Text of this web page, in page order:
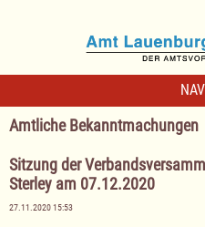
Amtliche Bekanntmachungen
Sitzung der
Sterley am 07.12.2020
27.11.2020 15:53